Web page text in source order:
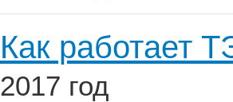
Как работает
2017 год